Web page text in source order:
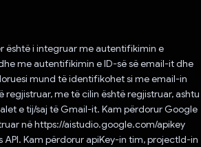
është i integruar me autentifikimin e
me autentifikimin e ID-së së email-it dhe
mund të identifikohet si me email-in
regjistruar, me të cilin është regjistruar, ashtu
e tij/saj të Gmail-it. Kam përdorur Google
në https://aistudio.google.com/apikey
API. Kam përdorur apiKey-in tim, projectId-in